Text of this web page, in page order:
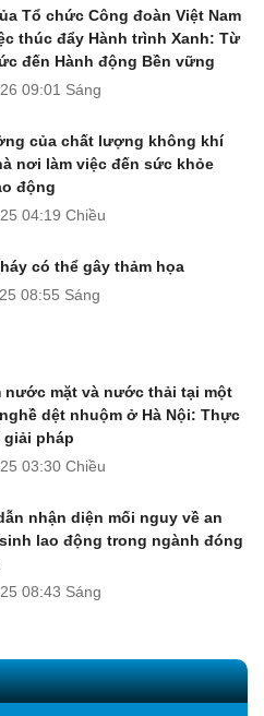
Tổ chức Công đoàn Việt Nam
thúc đẩy Hành trình Xanh: Từ
đến Hành động Bền vững
09:01 Sáng
của chất lượng không khí
nơi làm việc đến sức khỏe
động
04:19 Chiều
có thể gây thảm họa
08:55 Sáng
nước mặt và nước thải tại một
dệt nhuộm ở Hà Nội: Thực
giải pháp
03:30 Chiều
nhận diện mối nguy về an
lao động trong ngành đóng
08:43 Sáng